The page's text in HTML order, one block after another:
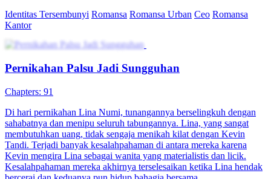
Identitas Tersembunyi Romansa Romansa Urban Ceo Romansa
Kantor
Pernikahan Palsu Jadi Sungguhan
Chapters: 91
Di hari pernikahan Lina Numi, tunangannya berselingkuh dengan
sahabatnya dan menipu seluruh tabungannya. Lina, yang sangat
membutuhkan uang, tidak sengaja menikah kilat dengan Kevin
Tandi. Terjadi banyak kesalahpahaman di antara mereka karena
Kevin mengira Lina sebagai wanita yang materialistis dan licik.
Kesalahpahaman mereka akhirnya terselesaikan ketika Lina hendak